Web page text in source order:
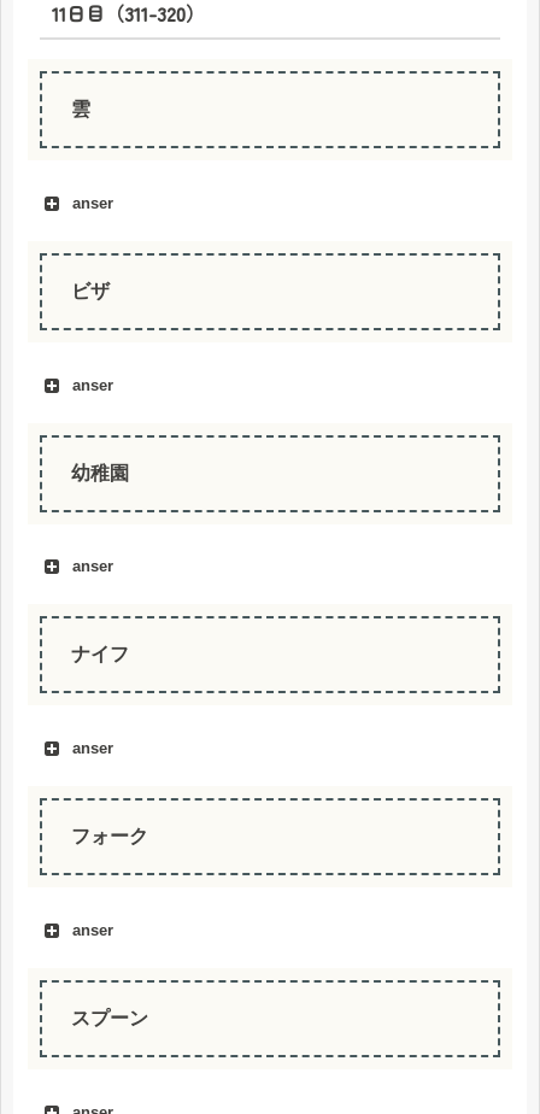
hewan
11日目（311-320）
雲
anser
ビザ
anser
幼稚園
anser
ナイフ
anser
フォーク
anser
スプーン